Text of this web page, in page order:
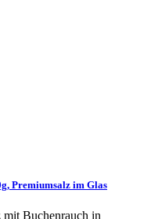
Premiumsalz im Glas
mit Buchenrauch in